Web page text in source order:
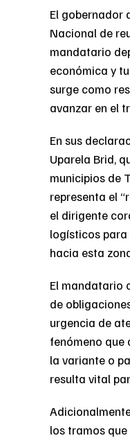
El gobernador
Nacional de
mandatario
económica y
surge como
avanzar en el
En sus
Uparela Brid,
municipios de
representa el
el dirigente
logísticos para
hacia esta
El mandatario
de
urgencia de
fenómeno que
la variante o
resulta vital
los tramos